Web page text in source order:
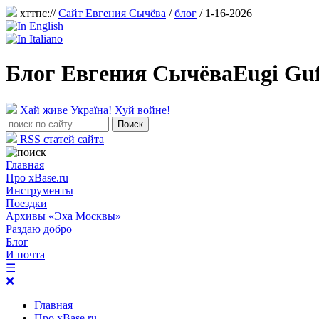
хттпс://Сайт Евгения Сычёва /блог / 1-16-2026
Блог Евгения СычёваEugi
Хай живе Україна! Хуй войне!
RSS статей сайта
Главная
Про xBase.ru
Инструменты
Поездки
Архивы «Эха Москвы»
Раздаю добро
Блог
И почта
☰
❌
Главная